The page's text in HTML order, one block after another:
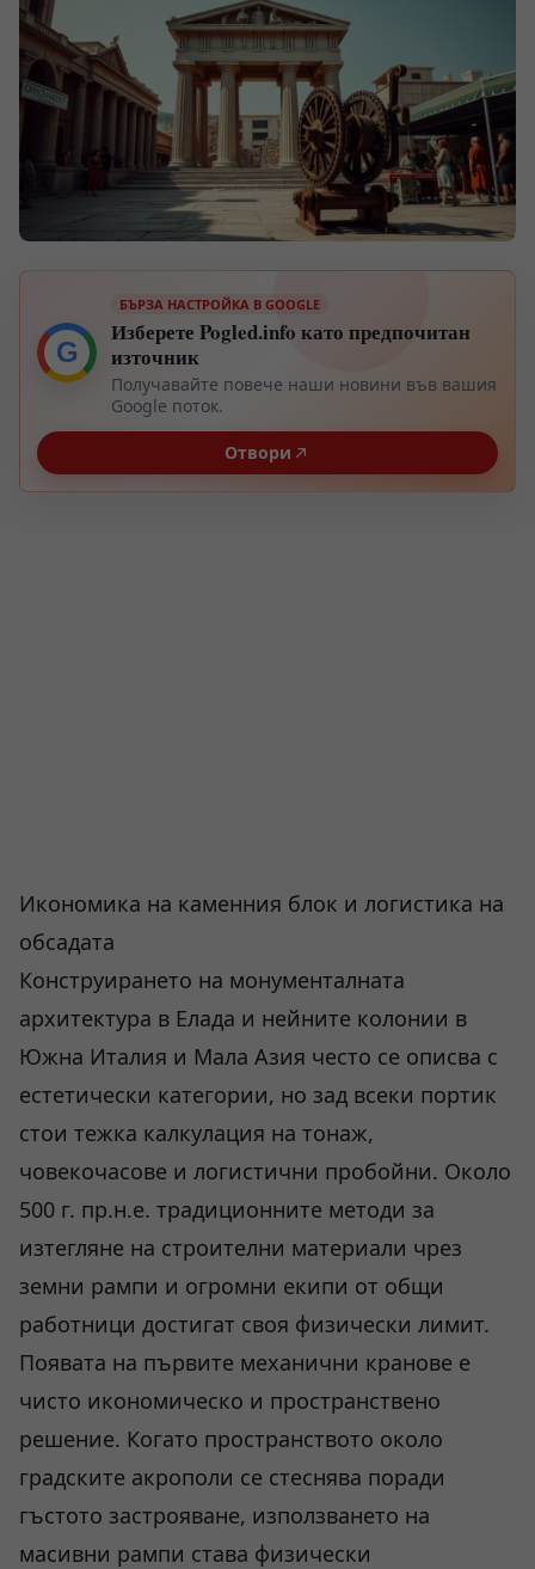
G
БЪРЗА НАСТРОЙКА В GOOGLE
Изберете Pogled.info като предпочитан
източник
Получавайте повече наши новини във вашия
Google поток.
Отвори
Икономика на каменния блок и логистика на
обсадата
Конструирането на монументалната
архитектура в Елада и нейните колонии в
Южна Италия и Мала Азия често се описва с
естетически категории, но зад всеки портик
стои тежка калкулация на тонаж,
човекочасове и логистични пробойни. Около
500 г. пр.н.е. традиционните методи за
изтегляне на строителни материали чрез
земни рампи и огромни екипи от общи
работници достигат своя физически лимит.
Появата на първите механични кранове е
чисто икономическо и пространствено
решение. Когато пространството около
градските акрополи се стеснява поради
гъстото застрояване, използването на
масивни рампи става физически